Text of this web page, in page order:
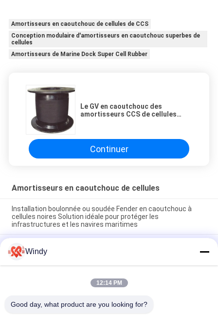
Amortisseurs en caoutchouc de cellules de CCS
Conception modulaire d'amortisseurs en caoutchouc superbes de
cellules
Amortisseurs de Marine Dock Super Cell Rubber
Le GV en caoutchouc des
amortisseurs CCS de cellules
Continuer
Amortisseurs en caoutchouc de cellules
Installation boulonnée ou soudée Fender en caoutchouc à
cellules noires Solution idéale pour protéger les
infrastructures et les navires maritimes
25°C à 80°C Fenders en caoutchouc cellulaire
personnalisables Noir Durable Marine Dock Bumpers Conçu
pour une absorption efficace des chocs
Garde-boue marin en caoutchouc cellulaire de 25 °C à 80 °C,
conçu pour l'amarrage des navires et la protection du port
Windy
12:14 PM
Good day, what product are you looking for?